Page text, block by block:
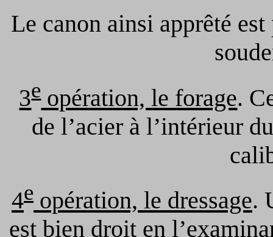
Le canon ainsi apprêté
3eopération, le forage.
de l’acier à l’intérieur
4e opération, le dressage.
est bien droit en